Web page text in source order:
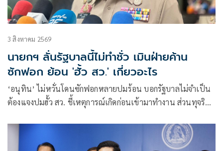
3 สิงหาคม 2569
นายกฯ ลั่นรัฐบาลนี้ไม่ทำชั่ว เมินฝ่ายค้าน
ซักฟอก ย้อน 'ฮั้ว สว.' เกี่ยวอะไร
‘อนุทิน’ ไม่หวั่นโดนซักฟอกหลายปมร้อน บอกรัฐบาลไม่จำเป็น
ต้องแจงปมฮั้ว สว. ชี้เหตุการณ์เกิดก่อนเข้ามาทำงาน ส่วนทุจริต